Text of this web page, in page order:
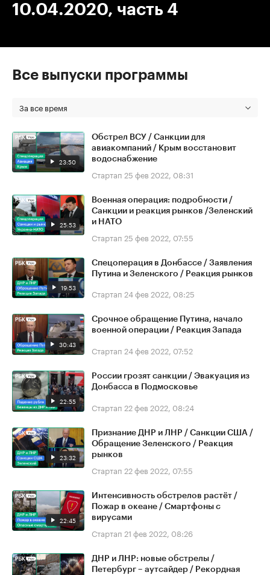
10.04.2020, часть 4
Все выпуски программы
За все время
23:50
Обстрел ВСУ / Санкции для
авиакомпаний / Крым восстановит
водоснабжение
Стартап 25 фев 2022, 08:31
25:53
Военная операция: подробности /
Санкции и реакция рынков /Зеленский
и НАТО
Стартап 25 фев 2022, 07:55
19:53
Спецоперация в Донбассе / Заявления
Путина и Зеленского / Реакция рынков
Стартап 24 фев 2022, 08:25
30:43
Срочное обращение Путина, начало
военной операции / Реакция Запада
Стартап 24 фев 2022, 07:52
22:55
России грозят санкции / Эвакуация из
Донбасса в Подмосковье
Стартап 22 фев 2022, 08:24
23:32
Признание ДНР и ЛНР / Санкции США /
Обращение Зеленского / Реакция
рынков
Стартап 22 фев 2022, 07:55
22:45
Интенсивность обстрелов растёт /
Пожар в океане / Смартфоны с
вирусами
Стартап 21 фев 2022, 08:26
ДНР и ЛНР: новые обстрелы /
Петербург – аутсайдер / Рекордная